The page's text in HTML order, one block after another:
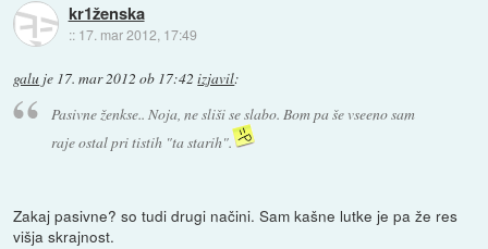
kr1ženska
:: 17. mar 2012, 17:49
galu je 17. mar 2012 ob 17:42 izjavil:
Pasivne ženkse.. Noja, ne sliši se slabo. Bom pa še vseeno sam
raje ostal pri tistih "ta starih".
Zakaj pasivne? so tudi drugi načini. Sam kašne lutke je pa že res
višja skrajnost.